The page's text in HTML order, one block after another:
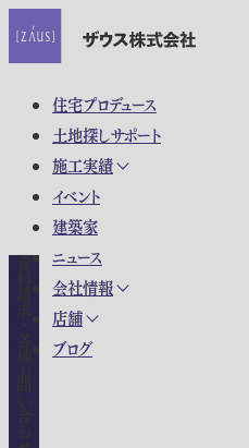
住宅プロデュース
土地探しサポート
施工実績
イベント
建築家
ニュース
会社情報
店舗
ブログ